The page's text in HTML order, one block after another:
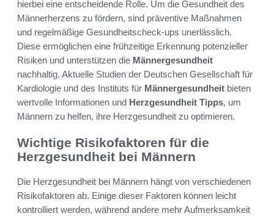
hierbei eine entscheidende Rolle. Um die Gesundheit des
Männerherzens zu fördern, sind präventive Maßnahmen
und regelmäßige Gesundheitscheck-ups unerlässlich.
Diese ermöglichen eine frühzeitige Erkennung potenzieller
Risiken und unterstützen die Männergesundheit
nachhaltig. Aktuelle Studien der Deutschen Gesellschaft für
Kardiologie und des Instituts für Männergesundheit bieten
wertvolle Informationen und Herzgesundheit Tipps, um
Männern zu helfen, ihre Herzgesundheit zu optimieren.
Wichtige Risikofaktoren für die
Herzgesundheit bei Männern
Die Herzgesundheit bei Männern hängt von verschiedenen
Risikofaktoren ab. Einige dieser Faktoren können leicht
kontrolliert werden, während andere mehr Aufmerksamkeit